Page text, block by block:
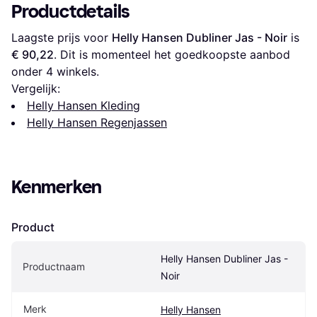
Productdetails
Laagste prijs voor Helly Hansen Dubliner Jas - Noir
€ 90,22. Dit is momenteel het goedkoopste aanbod
onder 4 winkels.
Vergelijk:
Helly Hansen Kleding
Helly Hansen Regenjassen
Kenmerken
Product
Productnaam
Helly Hansen Dubliner Jas -
Noir
Merk Helly Hansen